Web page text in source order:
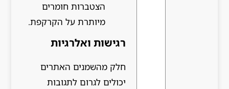
הצטברות חומרים
מיותרת על הקרקפת.
רגישות ואלרגיות
חלק מהשמנים האתרים
יכולים לגרום לתגובות